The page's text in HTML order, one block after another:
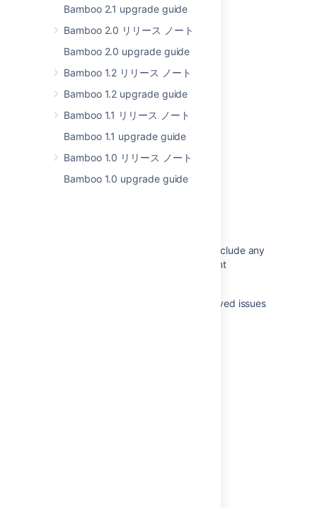
Bamboo 2.1 upgrade guide
Bamboo 2.0 リリース ノート
Bamboo 2.0 upgrade guide
Bamboo 1.2 リリース ノート
Bamboo 1.2 upgrade guide
Bamboo 1.1 リリース ノート
Bamboo 1.1 upgrade guide
Bamboo 1.0 リリース ノート
Bamboo 1.0 upgrade guide
Bamboo 4.4.2 release notes
Bamboo 4.4.3 release notes
Bamboo 4.4.4 release notes
Bamboo 4.4.5 release notes
Bamboo 4.4.8 release notes
The Bamboo Release Notes should include any
changes made to the agent and agent
Bamboo release notes page for resolved issues